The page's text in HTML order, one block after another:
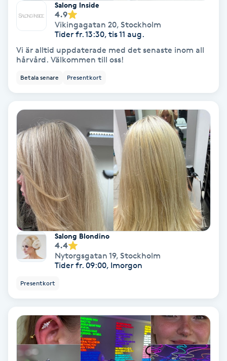
Olaplex
Olaplexbehandling
Ombre
Ombre naglar
Optiker
Ortobionomi
Ortopedi
Osteopati
Pedikyr
Pensionärklippning
Salong Inside
4.9
Vikingagatan 20, Stockholm
Tider fr. 13:30, tis 11 aug.
Vi är alltid uppdaterade med det senaste inom all
hårvård. Välkommen till oss!
Betala senare Presentkort
Salong Blondino
4.4
Nytorgsgatan 19, Stockholm
Tider fr. 09:00, Imorgon
Presentkort